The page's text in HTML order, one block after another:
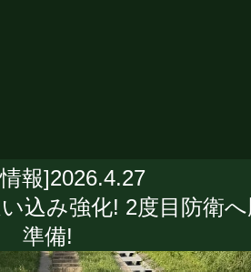
報]2026.4.27
込み強化! 2度目防衛
準備!